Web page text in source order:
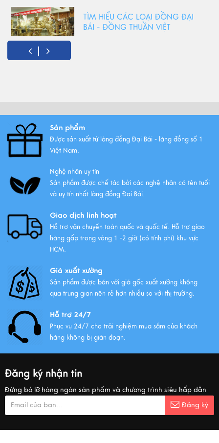
TÌM HIỂU CÁC LOẠI ĐỒNG ĐẠI
BÁI - ĐỒNG THUẦN VIỆT
Những bộ ngũ sự đồng Đại Bái
Xem thêm
Sản phẩm
Được sản xuất từ làng đồng Đại Bái - làng đồng số 1
Việt Nam.
Nghệ nhân uy tín
Sản phẩm được chế tác bởi các nghệ nhân có tên tuổi
và uy tín nhất làng đồng Đại Bái.
Giao dịch linh hoạt
Hỗ trợ vận chuyển toàn quốc và quốc tế. Hỗ trợ giao
hàng gấp trong vòng 1 -2 giờ (có tính phí) khu vực
HCM.
Giá xuất xưởng
Sản phẩm được bán với giá gốc xuất xưởng không
qua trung gian nên rẻ hơn nhiều so với thị trường.
Hỗ trợ 24/7
Phục vụ 24/7 cho trải nghiệm mua sắm của khách
hàng không bị gián đoạn.
Đăng ký nhận tin
Đừng bỏ lỡ hàng ngàn sản phẩm và chương trình siêu hấp dẫn
Đăng ký